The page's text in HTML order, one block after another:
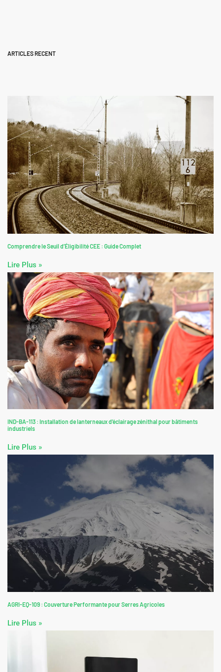
ARTICLES RECENT
Comprendre le Seuil d’Éligibilité CEE : Guide Complet
Lire Plus »
IND-BA-113 : Installation de lanterneaux d’éclairage zénithal pour bâtiments
industriels
Lire Plus »
AGRI-EQ-109 : Couverture Performante pour Serres Agricoles
Lire Plus »